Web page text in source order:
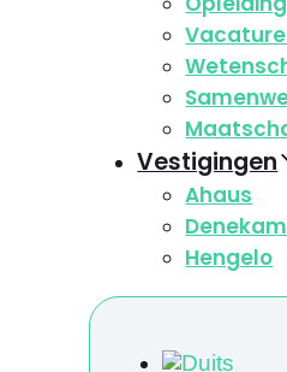
Vestigingen
Ahaus
Hengelo